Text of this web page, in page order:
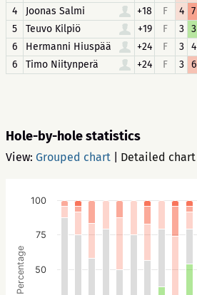
4
Joonas Salmi +18 F 4 7
5
Teuvo Kilpiö +19 F 3 3
6
Hermanni Hiuspää +24 F 3 4
6
Timo Niitynperä +24 F 3 6
Hole-by-hole statistics
View: Grouped chart Detailed chart
Percentage 50
75
100